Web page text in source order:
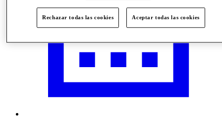
Rechazar todas las cookies Aceptar todas las cookies